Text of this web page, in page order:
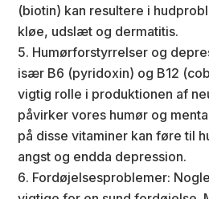
(biotin) kan resultere i
kløe, udslæt og dermatitis.
Humørforstyrrelser og
især B6 (pyridoxin) og B12
vigtig rolle i produktionen af
påvirker vores humør og
på disse vitaminer kan føre til
angst og endda depression.
Fordøjelsesproblemer: